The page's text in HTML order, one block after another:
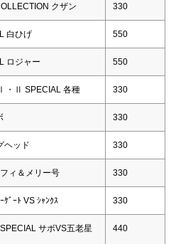
クザン 330
白ひげ 550
ロジャー 550
・Ⅱ SPECIAL 各種 330
330
ヘッド 330
ィ＆メリー号 330
ﾞｰﾄ VS ｼｬﾝｸｽ 330
SPECIAL サボVS五老星
440